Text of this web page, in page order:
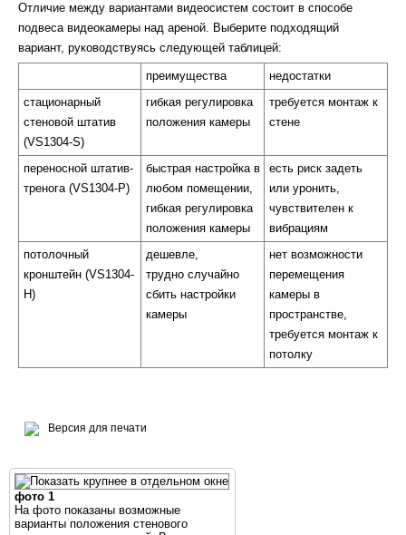
Отличие между вариантами видеосистем состоит в способе
подвеса видеокамеры над ареной. Выберите подходящий
вариант, руководствуясь следующей таблицей:
преимущества
недостатки
стационарный
стеновой штатив
(VS1304-S)
гибкая регулировка
положения камеры
требуется монтаж к
стене
переносной штатив-
тренога (VS1304-P)
быстрая настройка в
любом помещении,
гибкая регулировка
положения камеры
есть риск задеть
или уронить,
чувствителен к
вибрациям
потолочный
кронштейн (VS1304-
H)
дешевле,
трудно случайно
сбить настройки
камеры
нет возможности
перемещения
камеры в
пространстве,
требуется монтаж к
потолку
Версия для печати
фото 1
На фото показаны возможные
варианты положения стенового